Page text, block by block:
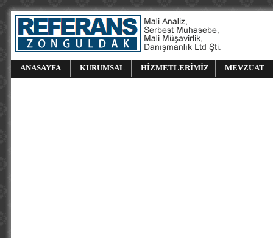
ANASAYFA KURUMSAL HİZMETLERİMİZ MEVZUAT